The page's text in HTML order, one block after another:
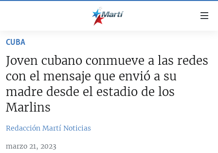
accesibilidad
al
contenido
principal
principal
CUBA
CUBA
DERECHOS HUMANOS
SOBRE CUBA
ESTADOS UNIDOS
ESTADOS UNIDOS
AMÉRICA LATINA
CUBA
Joven cubano conmueve a las redes
con el mensaje que envió a su
madre desde el estadio de los
Marlins
Redacción Martí Noticias
marzo 21, 2023